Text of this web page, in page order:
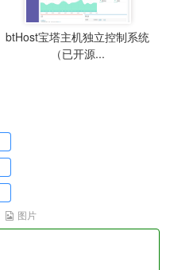
btHost宝塔主机独立控制系统
（已开源...
图片